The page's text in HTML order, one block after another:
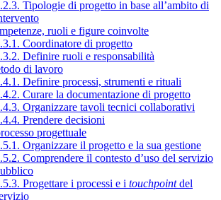
Tipologie di progetto in base all’ambito di
ruoli e figure coinvolte
Coordinatore di progetto
Definire ruoli e responsabilità
di lavoro
Definire processi, strumenti e rituali
Curare la documentazione di progetto
Organizzare tavoli tecnici collaborativi
Prendere decisioni
progettuale
Organizzare il progetto e la sua gestione
Comprendere il contesto d’uso del servizio
Progettare i processi e i touchpointdel